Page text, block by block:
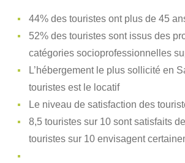
44% des touristes ont plus de 45
52% des touristes sont issus des
catégories socioprofessionnelles
L’hébergement le plus sollicité en
touristes est le locatif
Le niveau de satisfaction des
8,5 touristes sur 10 sont satisfaits
touristes sur 10 envisagent